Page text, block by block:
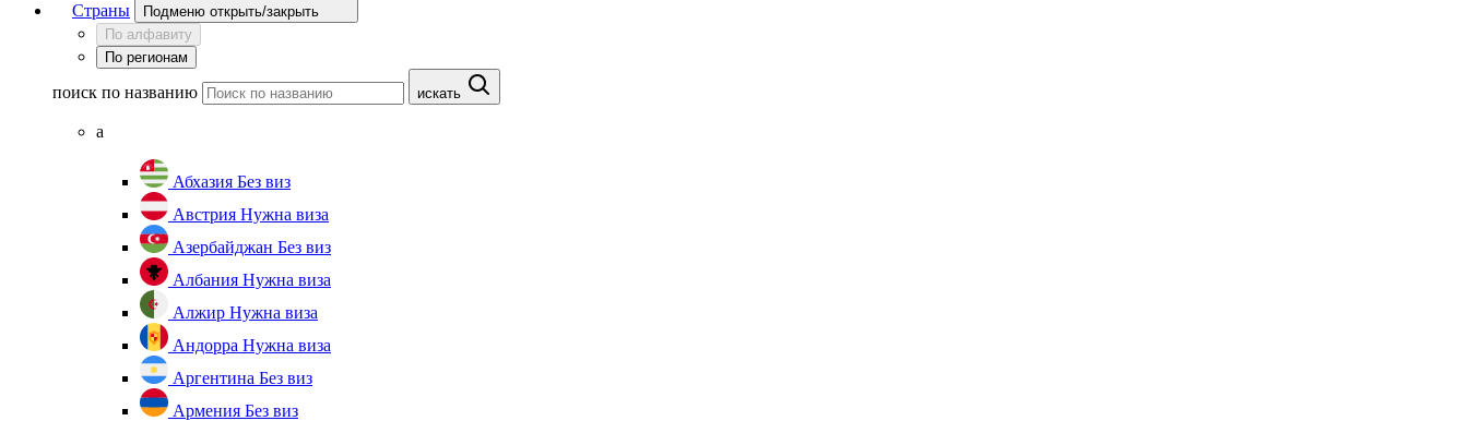
Страны
Подменю открыть/закрыть
По алфавиту
По регионам
поиск по названию искать
а
Абхазия Без виз
Австрия Нужна виза
Азербайджан Без виз
Албания Нужна виза
Алжир Нужна виза
Андорра Нужна виза
Аргентина Без виз
Армения Без виз